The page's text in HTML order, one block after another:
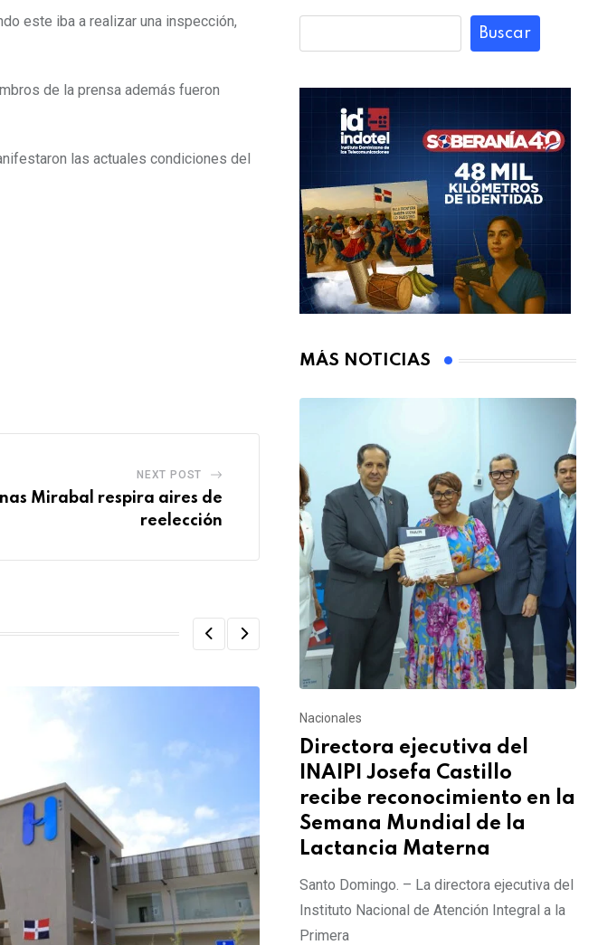
este iba a realizar una inspección,
de la prensa además fueron
las actuales condiciones del
NEXT POST
Mirabal respira aires de
reelección
Buscar
MÁS NOTICIAS
Nacionales
Directora ejecutiva del
INAIPI Josefa Castillo
recibe reconocimiento en la
Semana Mundial de la
Lactancia Materna
Santo Domingo. – La directora ejecutiva del
Instituto Nacional de Atención Integral a la
Primera